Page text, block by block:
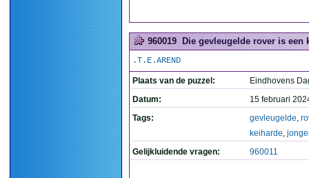
960019 Die gevleugelde rover is een
.T.E.AREND
Plaats van de puzzel:
Eindhovens
Datum:
15 februari
Tags:
gevleugelde,
keiharde,
Gelijkluidende vragen:
960011